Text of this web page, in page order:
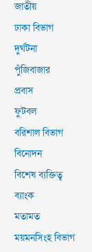
জাতীয়
ঢাকা বিভাগ
দুর্ঘটনা
পুঁজিবাজার
প্রবাস
ফুটবল
বরিশাল বিভাগ
বিনোদন
বিশেষ ব্যক্তিত্ব
ব্যাংক
মতামত
ময়মনসিংহ বিভাগ